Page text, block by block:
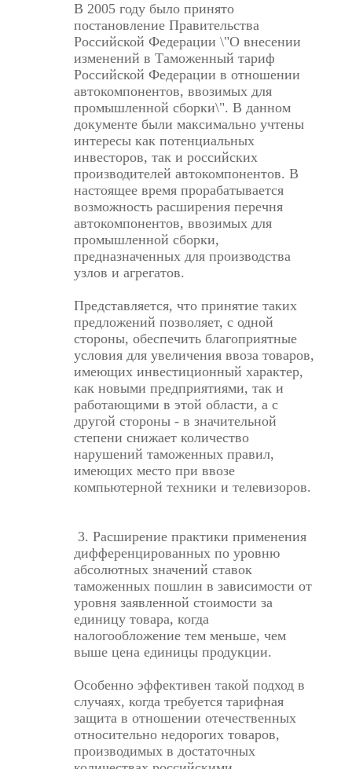
В 2005 году было принято
постановление Правительства
Российской Федерации \"О внесении
изменений в Таможенный тариф
Российской Федерации в отношении
автокомпонентов, ввозимых для
промышленной сборки\". В данном
документе были максимально учтены
интересы как потенциальных
инвесторов, так и российских
производителей автокомпонентов. В
настоящее время прорабатывается
возможность расширения перечня
автокомпонентов, ввозимых для
промышленной сборки,
предназначенных для производства
узлов и агрегатов.
Представляется, что принятие таких
предложений позволяет, с одной
стороны, обеспечить благоприятные
условия для увеличения ввоза товаров,
имеющих инвестиционный характер,
как новыми предприятиями, так и
работающими в этой области, а с
другой стороны - в значительной
степени снижает количество
нарушений таможенных правил,
имеющих место при ввозе
компьютерной техники и телевизоров.
3. Расширение практики применения
дифференцированных по уровню
абсолютных значений ставок
таможенных пошлин в зависимости от
уровня заявленной стоимости за
единицу товара, когда
налогообложение тем меньше, чем
выше цена единицы продукции.
Особенно эффективен такой подход в
случаях, когда требуется тарифная
защита в отношении отечественных
относительно недорогих товаров,
производимых в достаточных